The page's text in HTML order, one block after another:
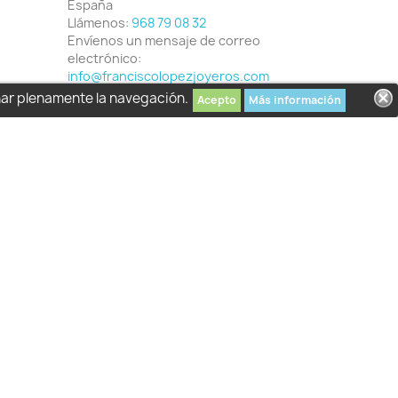
plenamente la navegación. Acepto Más información
España
Llámenos: 968 79 08 32
Envíenos un mensaje de correo
electrónico:
info@franciscolopezjoyeros.com